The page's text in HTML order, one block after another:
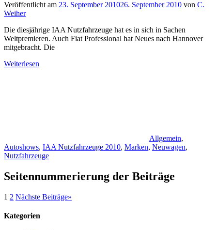
Veröffentlicht am 23. September 201026. September 2010 von C.
Weiher
Die diesjährige IAA Nutzfahrzeuge hat es in sich in Sachen
Weltpremieren. Auch Fiat Professional hat Neues nach Hannover
mitgebracht. Die
Weiterlesen
Allgemein,
Autoshows, IAA Nutzfahrzeuge 2010, Marken, Neuwagen,
Nutzfahrzeuge
Seitennummerierung der Beiträge
1 2 Nächste Beiträge»
Kategorien